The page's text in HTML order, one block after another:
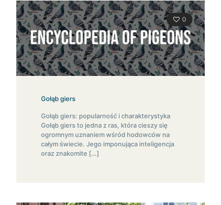
0
Gołąb giers
Gołąb giers: popularność i charakterystyka
Gołąb giers to jedna z ras, która cieszy się
ogromnym uznaniem wśród hodowców na
całym świecie. Jego imponująca inteligencja
oraz znakomite […]